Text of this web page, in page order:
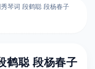
琴词 段鹤聪 段杨春子
鹤聪 段杨春子